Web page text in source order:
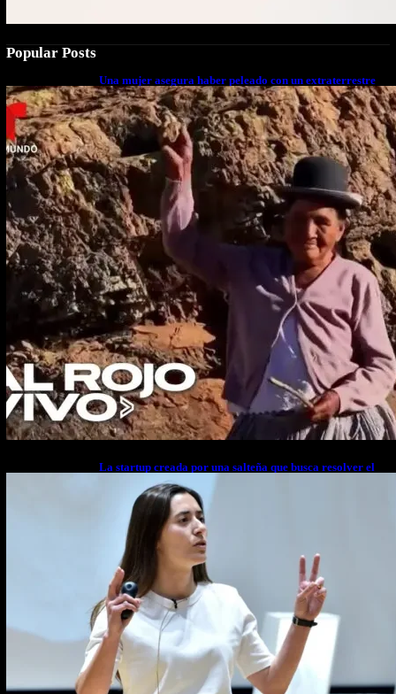
Popular Posts
Una mujer asegura haber peleado con un extraterrestre
cuerpo a cuerpo
La startup creada por una salteña que busca resolver el
estrés financiero en Latinoamérica